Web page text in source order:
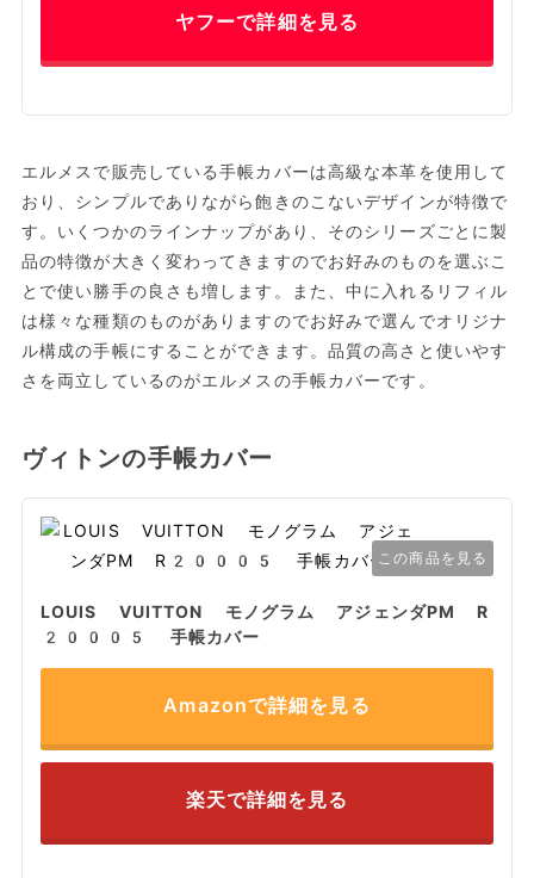
ヤフーで詳細を見る
エルメスで販売している手帳カバーは高級な本革を使用して
おり、シンプルでありながら飽きのこないデザインが特徴で
す。いくつかのラインナップがあり、そのシリーズごとに製
品の特徴が大きく変わってきますのでお好みのものを選ぶこ
とで使い勝手の良さも増します。また、中に入れるリフィル
は様々な種類のものがありますのでお好みで選んでオリジナ
ル構成の手帳にすることができます。品質の高さと使いやす
さを両立しているのがエルメスの手帳カバーです。
ヴィトンの手帳カバー
この商品を見る
LOUIS VUITTON モノグラム アジェンダPM R
20005 手帳カバー
Amazonで詳細を見る
楽天で詳細を見る